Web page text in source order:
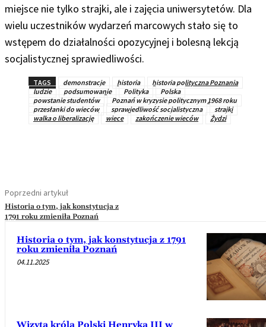
miejsce nie tylko strajki, ale i zajęcia uniwersytetów. Dla
wielu uczestników wydarzeń marcowych stało się to
wstępem do działalności opozycyjnej i bolesną lekcją
socjalistycznej sprawiedliwości.
TAGS demonstracje historia
historia polityczna Poznania
ludzie
podsumowanie Polityka
Polska
powstanie studentów
Poznań w kryzysie politycznym 1968 roku
przesłanki do wieców
sprawiedliwość socjalistyczna
strajki
walka o liberalizację
wiece zakończenie wieców Żydzi
Poprzedni artykuł
Historia o tym, jak konstytucja z
1791 roku zmieniła Poznań
Historia o tym, jak konstytucja z 1791
roku zmieniła Poznań
04.11.2025
Wizyta króla Polski Henryka III w